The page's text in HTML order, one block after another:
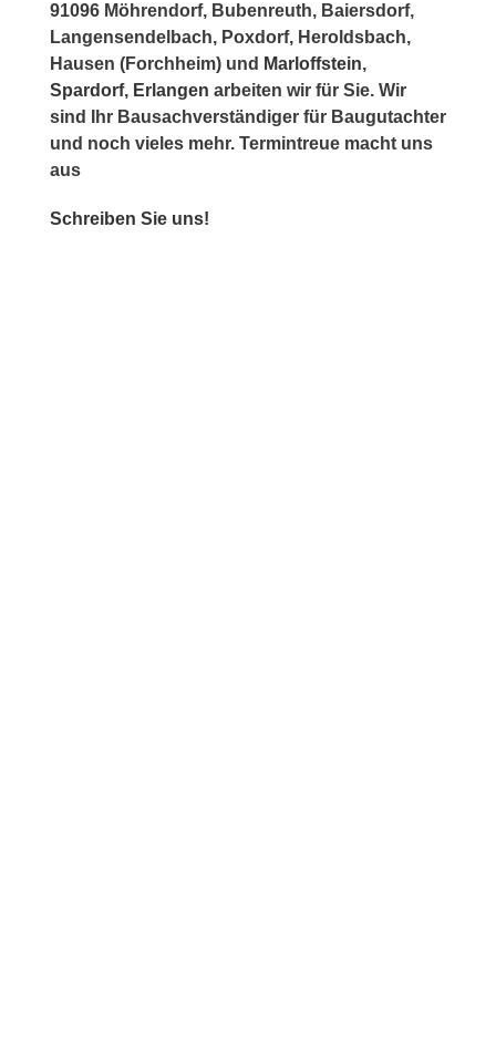
91096 Möhrendorf, Bubenreuth, Baiersdorf,
Langensendelbach, Poxdorf, Heroldsbach,
Hausen (Forchheim) und Marloffstein,
Spardorf, Erlangen arbeiten wir für Sie. Wir
sind Ihr Bausachverständiger für Baugutachter
und noch vieles mehr. Termintreue macht uns
aus
Schreiben Sie uns!